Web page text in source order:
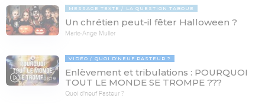
MESSAGE TEXTE LA QUESTION TABOUE
Un chrétien peut-il fêter Halloween ?
Marie-Ange Muller
78:19
VIDÉO QUOI D'NEUF PASTEUR ?
Enlèvement et tribulations : POURQUOI
TOUT LE MONDE SE TROMPE ???
Quoi d'neuf Pasteur ?